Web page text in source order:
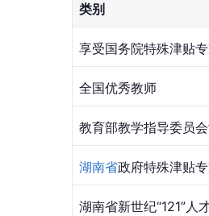
类别
享受国务院特殊津贴
全国优秀教师
教育部教学指导委员
湖南省政府特殊津贴
湖南省新世纪“121”人